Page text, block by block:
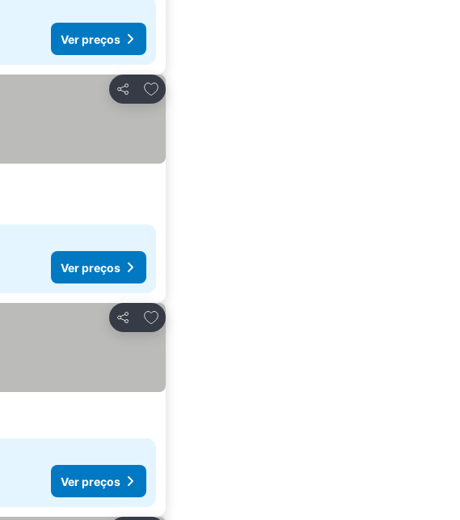
Ver preços
Partilhar
Adicionar aos favoritos
Ver preços
Partilhar
Adicionar aos favoritos
Ver preços